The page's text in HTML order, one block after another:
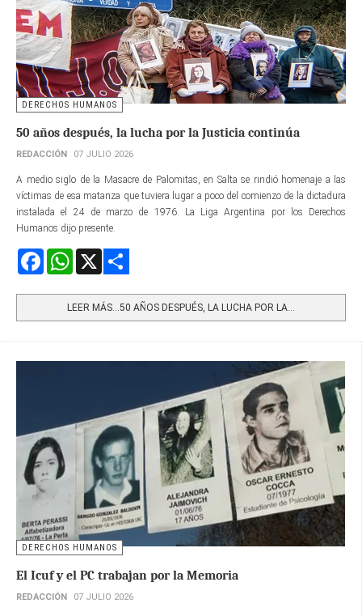
DERECHOS HUMANOS
50 años después, la lucha por la Justicia continúa
REDACCIÓN 07 JULIO 2026
A medio siglo de la Masacre de Palomitas, en Salta se rindió homenaje a las
víctimas de esa matanza que tuviera lugar a poco del comienzo de la dictadura
instalada el 24 de marzo de 1976. La Liga Argentina por los Derechos
Humanos dijo presente.
FacebookWhatsApp
LEER MÁS…50 AÑOS DESPUÉS, LA LUCHA POR LA...
DERECHOS HUMANOS
El Icuf y el PC trabajan por la Memoria
REDACCIÓN 07 JULIO 2026